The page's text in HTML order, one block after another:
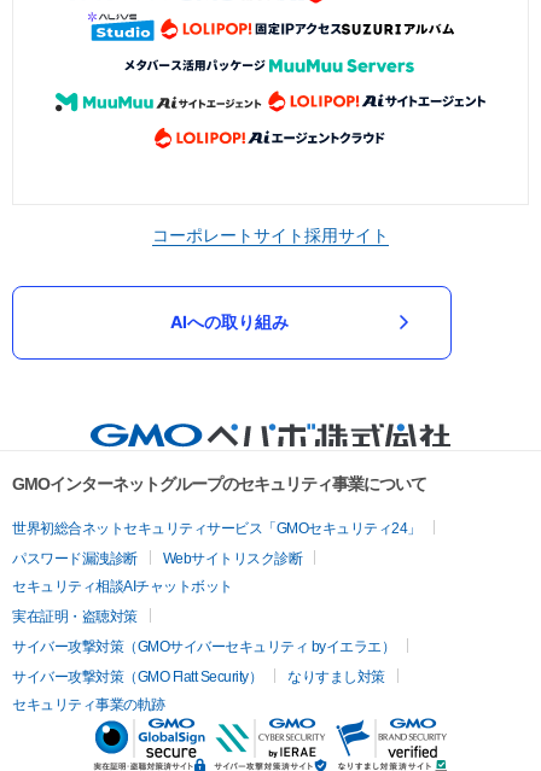
コーポレートサイト採用サイト
AIへの取り組み
GMOインターネットグループのセキュリティ事業について
世界初総合ネットセキュリティサービス「GMOセキュリティ24」
パスワード漏洩診断
Webサイトリスク診断
セキュリティ相談AIチャットボット
実在証明・盗聴対策
サイバー攻撃対策（GMOサイバーセキュリティ byイエラエ）
サイバー攻撃対策（GMO Flatt Security）
なりすまし対策
セキュリティ事業の軌跡